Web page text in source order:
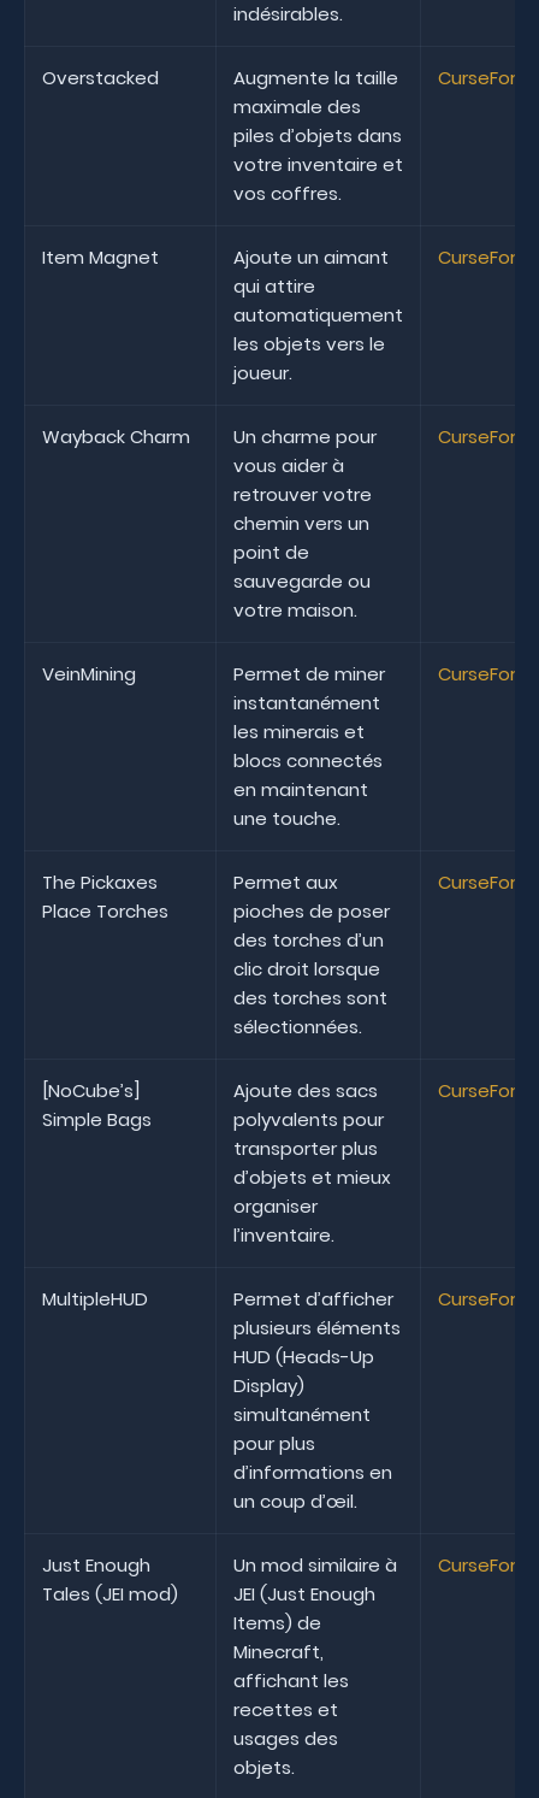
indésirables.
Overstacked
Augmente la taille
maximale des
piles d’objets dans
votre inventaire et
vos coffres.
CurseForge
Item Magnet
Ajoute un aimant
qui attire
automatiquement
les objets vers le
joueur.
CurseForge
Wayback Charm
Un charme pour
vous aider à
retrouver votre
chemin vers un
point de
sauvegarde ou
votre maison.
CurseForge
VeinMining
Permet de miner
instantanément
les minerais et
blocs connectés
en maintenant
une touche.
CurseForge
The Pickaxes
Place Torches
Permet aux
pioches de poser
des torches d’un
clic droit lorsque
des torches sont
sélectionnées.
CurseForge
[NoCube’s]
Simple Bags
Ajoute des sacs
polyvalents pour
transporter plus
d’objets et mieux
organiser
l’inventaire.
CurseForge
MultipleHUD
Permet d’afficher
plusieurs éléments
HUD (Heads-Up
Display)
simultanément
pour plus
d’informations en
un coup d’œil.
CurseForge
Just Enough
Tales (JEI mod)
Un mod similaire à
JEI (Just Enough
Items) de
Minecraft,
affichant les
recettes et
usages des
objets.
CurseForge